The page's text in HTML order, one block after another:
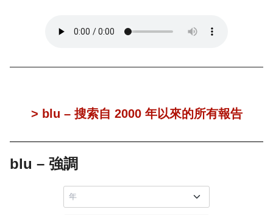
> blu – 搜索自 2000 年以來的所有報告
blu – 強調